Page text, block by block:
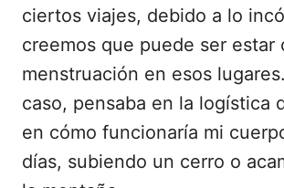
ciertos viajes, debido a lo
creemos que puede ser estar
menstruación en esos
caso, pensaba en la logística
en cómo funcionaría mi
días, subiendo un cerro o